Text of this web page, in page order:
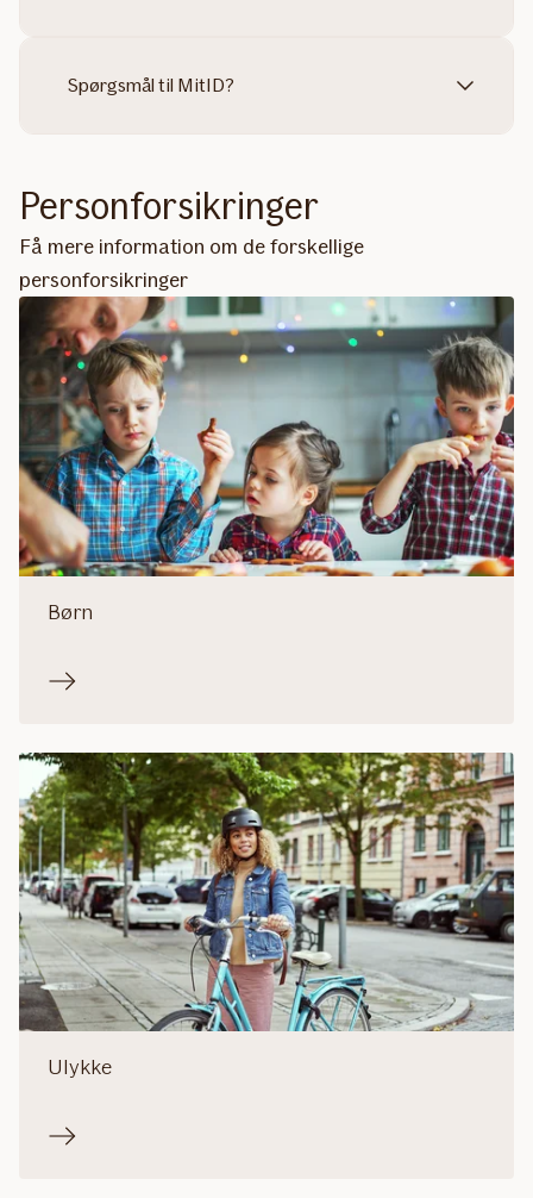
Spørgsmål til MitID?
Personforsikringer
Få mere information om de forskellige
personforsikringer
Børn
Ulykke